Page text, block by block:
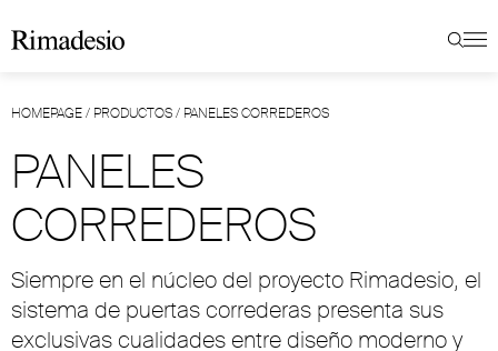
HOMEPAGE/ PRODUCTOS/ PANELES CORREDEROS
PANELES
CORREDEROS
Siempre en el núcleo del proyecto Rimadesio, el
sistema de puertas correderas presenta sus
exclusivas cualidades entre diseño moderno y